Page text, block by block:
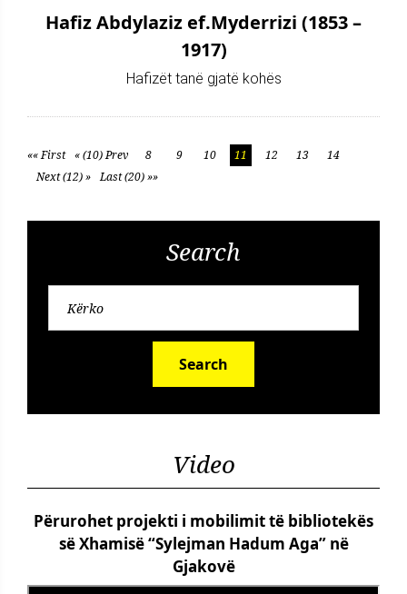
Hafiz Abdylaziz ef.Myderrizi (1853 –
1917)
Hafizët tanë gjatë kohës
«« First « (10) Prev 8 9 10 11 12 13
14
Next (12) » Last (20) »»
Search
Search
Video
Përurohet projekti i mobilimit të bibliotekës
së Xhamisë “Sylejman Hadum Aga” në
Gjakovë